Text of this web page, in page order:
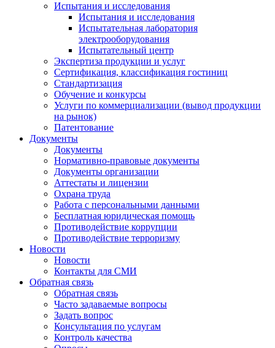
Испытания и исследования
Испытания и исследования
Испытательная лаборатория
электрооборудования
Испытательный центр
Экспертиза продукции и услуг
Сертификация, классификация гостиниц
Стандартизация
Обучение и конкурсы
Услуги по коммерциализации (вывод продукции
на рынок)
Патентование
Документы
Документы
Нормативно-правовые документы
Документы организации
Аттестаты и лицензии
Охрана труда
Работа с персональными данными
Бесплатная юридическая помощь
Противодействие коррупции
Противодействие терроризму
Новости
Новости
Контакты для СМИ
Обратная связь
Обратная связь
Часто задаваемые вопросы
Задать вопрос
Консультация по услугам
Контроль качества